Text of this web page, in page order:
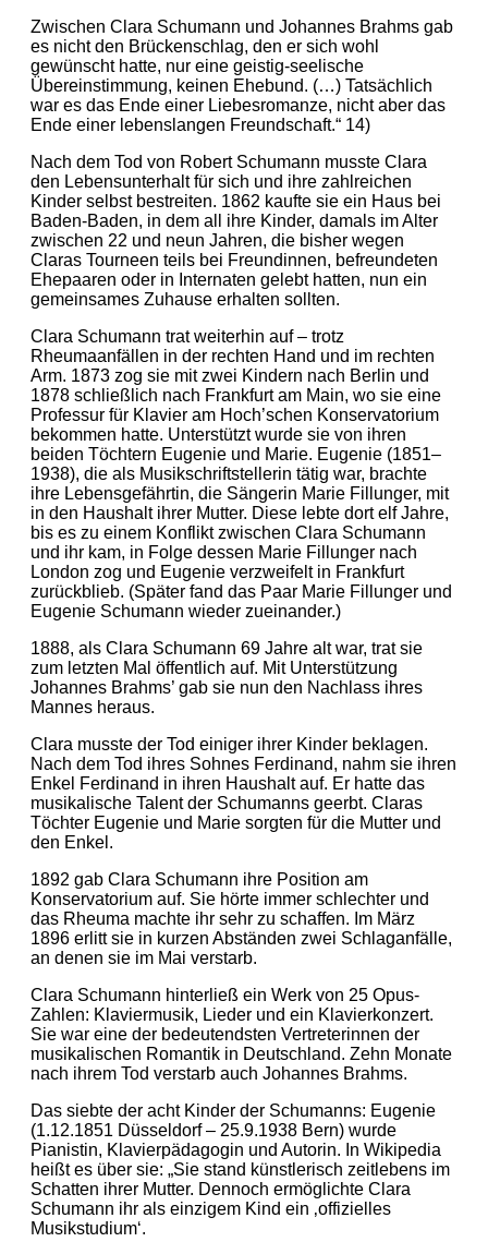
Zwischen Clara Schumann und Johannes Brahms gab
es nicht den Brückenschlag, den er sich wohl
gewünscht hatte, nur eine geistig-seelische
Übereinstimmung, keinen Ehebund. (…) Tatsächlich
war es das Ende einer Liebesromanze, nicht aber das
Ende einer lebenslangen Freundschaft.“ 14)
Nach dem Tod von Robert Schumann musste Clara
den Lebensunterhalt für sich und ihre zahlreichen
Kinder selbst bestreiten. 1862 kaufte sie ein Haus bei
Baden-Baden, in dem all ihre Kinder, damals im Alter
zwischen 22 und neun Jahren, die bisher wegen
Claras Tourneen teils bei Freundinnen, befreundeten
Ehepaaren oder in Internaten gelebt hatten, nun ein
gemeinsames Zuhause erhalten sollten.
Clara Schumann trat weiterhin auf – trotz
Rheumaanfällen in der rechten Hand und im rechten
Arm. 1873 zog sie mit zwei Kindern nach Berlin und
1878 schließlich nach Frankfurt am Main, wo sie eine
Professur für Klavier am Hoch’schen Konservatorium
bekommen hatte. Unterstützt wurde sie von ihren
beiden Töchtern Eugenie und Marie. Eugenie (1851–
1938), die als Musikschriftstellerin tätig war, brachte
ihre Lebensgefährtin, die Sängerin Marie Fillunger, mit
in den Haushalt ihrer Mutter. Diese lebte dort elf Jahre,
bis es zu einem Konflikt zwischen Clara Schumann
und ihr kam, in Folge dessen Marie Fillunger nach
London zog und Eugenie verzweifelt in Frankfurt
zurückblieb. (Später fand das Paar Marie Fillunger und
Eugenie Schumann wieder zueinander.)
1888, als Clara Schumann 69 Jahre alt war, trat sie
zum letzten Mal öffentlich auf. Mit Unterstützung
Johannes Brahms’ gab sie nun den Nachlass ihres
Mannes heraus.
Clara musste der Tod einiger ihrer Kinder beklagen.
Nach dem Tod ihres Sohnes Ferdinand, nahm sie ihren
Enkel Ferdinand in ihren Haushalt auf. Er hatte das
musikalische Talent der Schumanns geerbt. Claras
Töchter Eugenie und Marie sorgten für die Mutter und
den Enkel.
1892 gab Clara Schumann ihre Position am
Konservatorium auf. Sie hörte immer schlechter und
das Rheuma machte ihr sehr zu schaffen. Im März
1896 erlitt sie in kurzen Abständen zwei Schlaganfälle,
an denen sie im Mai verstarb.
Clara Schumann hinterließ ein Werk von 25 Opus-
Zahlen: Klaviermusik, Lieder und ein Klavierkonzert.
Sie war eine der bedeutendsten Vertreterinnen der
musikalischen Romantik in Deutschland. Zehn Monate
nach ihrem Tod verstarb auch Johannes Brahms.
Das siebte der acht Kinder der Schumanns: Eugenie
(1.12.1851 Düsseldorf – 25.9.1938 Bern) wurde
Pianistin, Klavierpädagogin und Autorin. In Wikipedia
heißt es über sie: „Sie stand künstlerisch zeitlebens im
Schatten ihrer Mutter. Dennoch ermöglichte Clara
Schumann ihr als einzigem Kind ein ‚offizielles
Musikstudium‘.